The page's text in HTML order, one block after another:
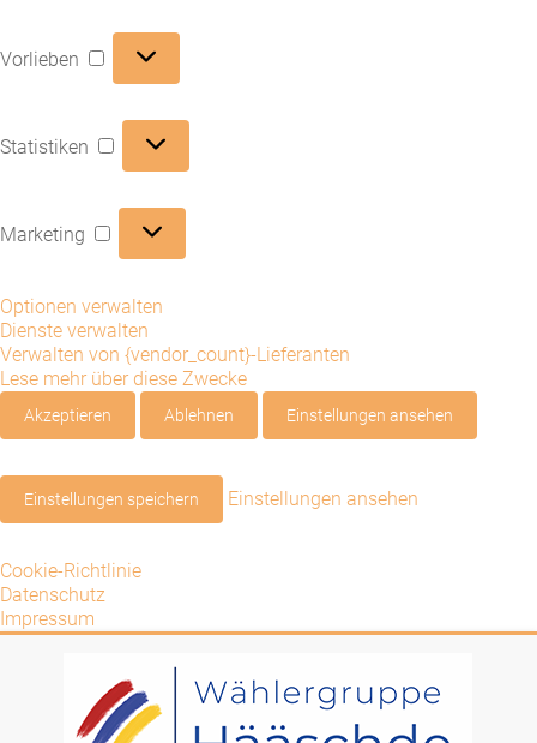
Vorlieben
Vorlieben
Statistiken
Statistiken
Marketing
Marketing
Optionen verwalten
Dienste verwalten
Verwalten von {vendor_count}-Lieferanten
Lese mehr über diese Zwecke
Akzeptieren Ablehnen Einstellungen ansehen
Einstellungen speichern Einstellungen ansehen
Cookie-Richtlinie
Datenschutz
Impressum